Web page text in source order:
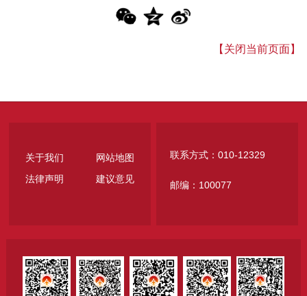
【关闭当前页面】
关于我们
网站地图
法律声明
建议意见
联系方式：010-12329
邮编：100077